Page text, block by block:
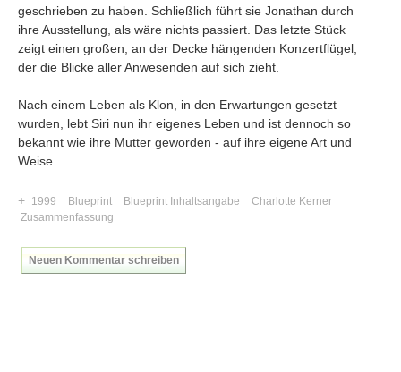
geschrieben zu haben. Schließlich führt sie Jonathan durch
ihre Ausstellung, als wäre nichts passiert. Das letzte Stück
zeigt einen großen, an der Decke hängenden Konzertflügel,
der die Blicke aller Anwesenden auf sich zieht.
Nach einem Leben als Klon, in den Erwartungen gesetzt
wurden, lebt Siri nun ihr eigenes Leben und ist dennoch so
bekannt wie ihre Mutter geworden - auf ihre eigene Art und
Weise.
+ 1999 Blueprint Blueprint Inhaltsangabe
Charlotte Kerner
Zusammenfassung
Neuen Kommentar schreiben